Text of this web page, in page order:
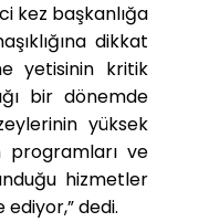
kez başkanlığa
dikkat
yetisinin kritik
bir dönemde
yüksek
programları ve
hizmetler
dedi.